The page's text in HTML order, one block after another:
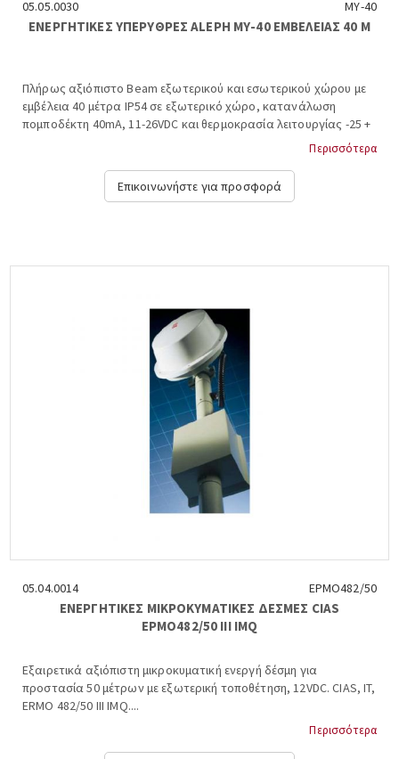
05.05.0030 ΜΥ-40
ΕΝΕΡΓΗΤΙΚΕΣ ΥΠΕΡΥΘΡΕΣ ALEPH ΜΥ-40 ΕΜΒΕΛΕΙΑΣ 40 Μ
Πλήρως αξιόπιστο Beam εξωτερικού και εσωτερικού χώρου με
εμβέλεια 40 μέτρα IP54 σε εξωτερικό χώρο, κατανάλωση
πομποδέκτη 40mA, 11-26VDC και θερμοκρασία λειτουργίας -25 +
55°C, περιλαμβάνει kit για στήριξη σε τοίχο ή κολώνα και
σκίαστρο (απαιτούμενη διάμετρος στύλου στήριξης 42,7
χιλιοστά), διαστάσεις υ*π*β: 20,1×7,2×7,5 εκατοστά. ALEPH,
Περισσότερα
Επικοινωνήστε για προσφορά
05.04.0014 ΕΡΜΟ482/50
ΕΝΕΡΓΗΤΙΚΕΣ ΜΙΚΡΟΚΥΜΑΤΙΚΕΣ ΔΕΣΜΕΣ CIAS
ΕΡΜΟ482/50 ΙΙΙ IMQ
Εξαιρετικά αξιόπιστη μικροκυματική ενεργή δέσμη για
προστασία 50 μέτρων με εξωτερική τοποθέτηση, 12VDC. CIAS, IT,
ERMO 482/50 III IMQ....
Περισσότερα